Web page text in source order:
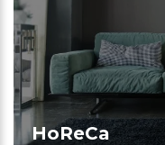
HoReCa